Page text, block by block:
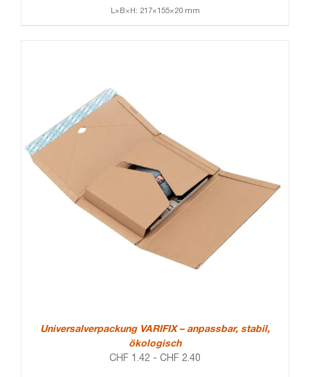
L×B×H: 217×155×20 mm
Universalverpackung VARIFIX – anpassbar, stabil,
ökologisch
CHF 1.42 - CHF 2.40